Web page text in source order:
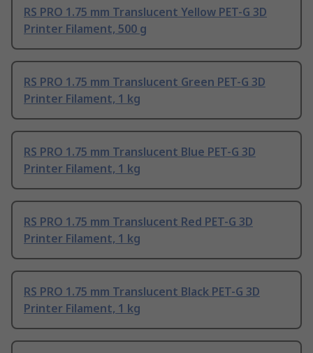
RS PRO 1.75 mm Translucent Yellow PET-G 3D
Printer Filament, 500 g
RS PRO 1.75 mm Translucent Green PET-G 3D
Printer Filament, 1 kg
RS PRO 1.75 mm Translucent Blue PET-G 3D
Printer Filament, 1 kg
RS PRO 1.75 mm Translucent Red PET-G 3D
Printer Filament, 1 kg
RS PRO 1.75 mm Translucent Black PET-G 3D
Printer Filament, 1 kg